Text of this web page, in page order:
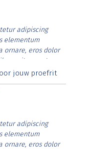
adipiscing
elementum
ornare, eros dolor
vitae erat.
id rutrum lorem
jouw proefrit
adipiscing
elementum
ornare, eros dolor